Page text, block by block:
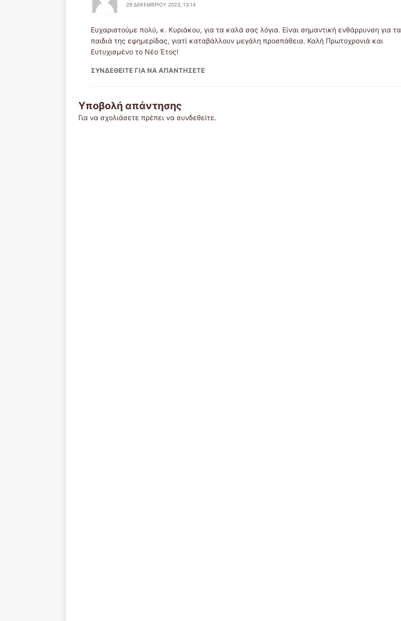
29 ΔΕΚΕΜΒΡΊΟΥ 2023, 13:14
Ευχαριστούμε πολύ, κ. Κυριάκου, για τα καλά σας λόγια. Είναι σημαντική ενθάρρυνση για τα
παιδιά της εφημερίδας, γιατί καταβάλλουν μεγάλη προσπάθεια. Καλή Πρωτοχρονιά και
Ευτυχισμένο το Νέο Έτος!
ΣΥΝΔΕΘΕΊΤΕ ΓΙΑ ΝΑ ΑΠΑΝΤΉΣΕΤΕ
Υποβολή απάντησης
Για να σχολιάσετε πρέπει να συνδεθείτε.